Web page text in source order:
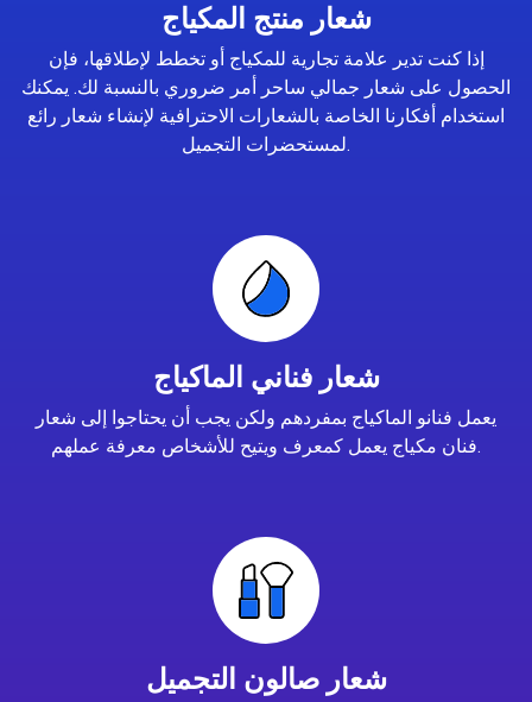
شعار منتج المكياج
إذا كنت تدير علامة تجارية للمكياج أو تخطط لإطلاقها، فإن
الحصول على شعار جمالي ساحر أمر ضروري بالنسبة لك. يمكنك
استخدام أفكارنا الخاصة بالشعارات الاحترافية لإنشاء شعار رائع
لمستحضرات التجميل.
شعار فناني الماكياج
يعمل فنانو الماكياج بمفردهم ولكن يجب أن يحتاجوا إلى شعار
فنان مكياج يعمل كمعرف ويتيح للأشخاص معرفة عملهم.
شعار صالون التجميل